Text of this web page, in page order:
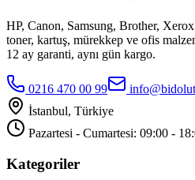
HP, Canon, Samsung, Brother,
toner, kartuş, mürekkep ve ofis
12 ay garanti, aynı gün kargo.
0216 470 00 99
İstanbul, Türkiye
Pazartesi - Cumartesi: 09:00 -
Kategoriler